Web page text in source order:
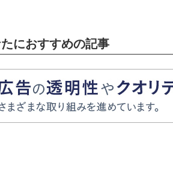
におすすめの記事